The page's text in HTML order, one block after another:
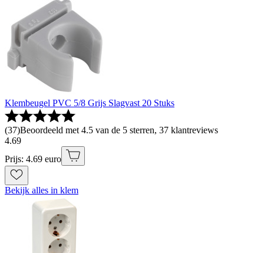
Klembeugel PVC 5/8 Grijs Slagvast 20 Stuks
(37)Beoordeeld met 4.5 van de 5 sterren, 37 klantreviews
4.69
Prijs: 4.69 euro
Bekijk alles in klem